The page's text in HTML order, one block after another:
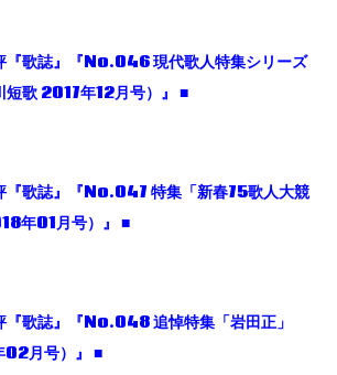
『歌誌』『No.046現代歌人特集シリーズ
短歌 2017年12月号）』 ■
『歌誌』『No.047特集「新春75歌人大競
年01月号）』 ■
『歌誌』『No.048追悼特集「岩田正」
02月号）』 ■